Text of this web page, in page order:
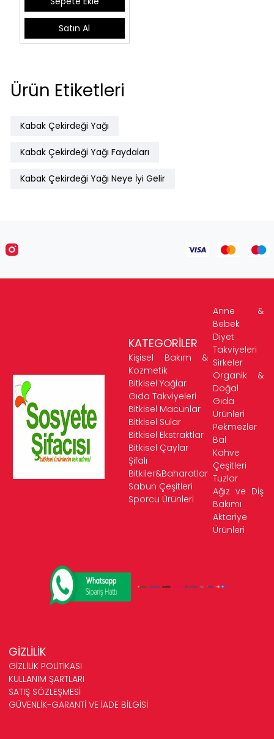
Satın Al
Ürün Etiketleri
Kabak Çekirdeği Yağı
Kabak Çekirdeği Yağı Faydaları
Kabak Çekirdeği Yağı Neye İyi Gelir
KATEGORİLER
Kişisel Bakım &
Kozmetik
Bitkisel Yağlar
Gıda Takviyeleri
Bitkisel Macunlar
Bitkisel Sular
Bitkisel Ekstraktlar
Bitkisel Çaylar
Şifalı
Bitkiler&Baharatlar
Sabun Çeşitleri
Sporcu Ürünleri
Anne &
Bebek
Diyet
Takviyeleri
Sirkeler
Organik &
Doğal
Gıda
Ürünleri
Pekmezler
Bal
Kahve
Çeşitleri
Tuzlar
Ağız ve Diş
Bakımı
Aktariye
Ürünleri
GİZLİLİK
GİZLİLİK POLİTİKASI
KULLANIM ŞARTLARI
SATIŞ SÖZLEŞMESİ
GÜVENLİK-GARANTİ VE İADE BİLGİSİ